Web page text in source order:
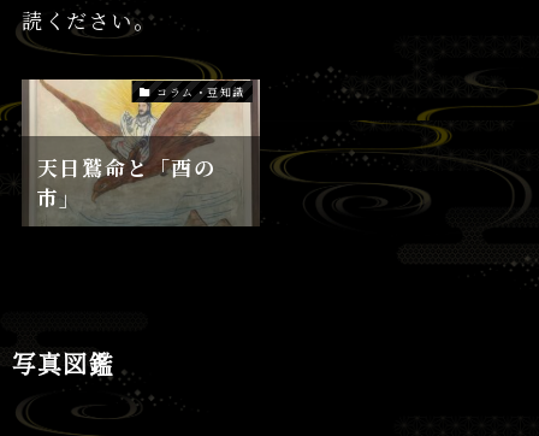
読ください。
コラム・豆知識
天日鷲命と「酉の
市」
写真図鑑